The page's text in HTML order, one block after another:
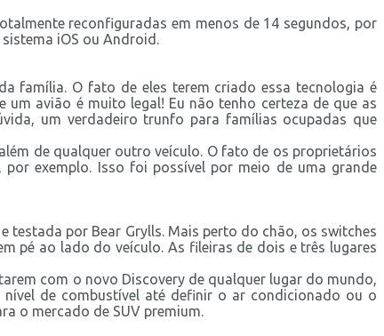
reconfiguradas em menos de 14 segundos, por
iOS ou Android.
família. O fato de eles terem criado essa tecnologia é
avião é muito legal! Eu não tenho certeza de que as
um verdadeiro trunfo para famílias ocupadas que
de qualquer outro veículo. O fato de os proprietários
exemplo. Isso foi possível por meio de uma grande
por Bear Grylls. Mais perto do chão, os switches
pé ao lado do veículo. As fileiras de dois e três lugares
com o novo Discovery de qualquer lugar do mundo,
de combustível até definir o ar condicionado ou o
o mercado de SUV premium.